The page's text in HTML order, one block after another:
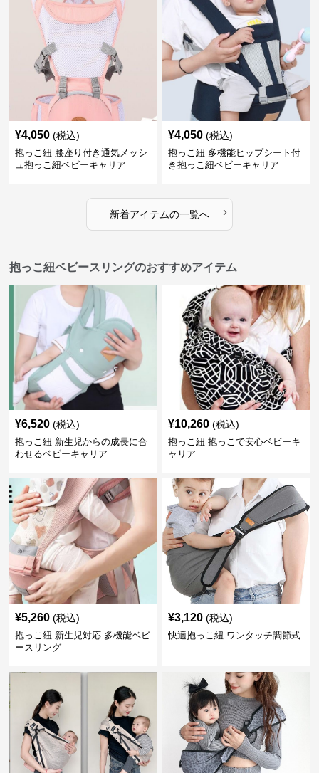
¥4,050 (税込)
抱っこ紐 腰座り付き通気メッシ
ュ抱っこ紐ベビーキャリア
¥4,050 (税込)
抱っこ紐 多機能ヒップシート付
き抱っこ紐ベビーキャリア
新着アイテムの一覧へ ›
抱っこ紐ベビースリングのおすすめアイテム
¥6,520 (税込)
抱っこ紐 新生児からの成長に合
わせるベビーキャリア
¥10,260 (税込)
抱っこ紐 抱っこで安心ベビーキ
ャリア
¥5,260 (税込)
抱っこ紐 新生児対応 多機能ベビ
ースリング
¥3,120 (税込)
快適抱っこ紐 ワンタッチ調節式